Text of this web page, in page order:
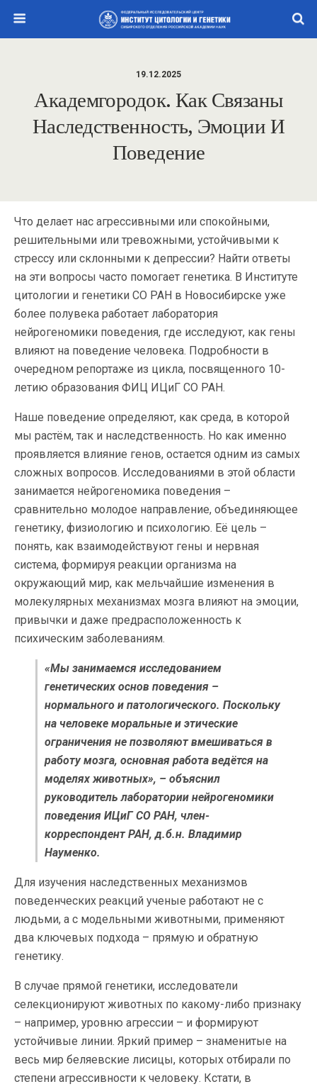
19.12.2025
Академгородок. Как Связаны
Наследственность, Эмоции И
Поведение
Что делает нас агрессивными или спокойными,
решительными или тревожными, устойчивыми к
стрессу или склонными к депрессии? Найти ответы
на эти вопросы часто помогает генетика. В Институте
цитологии и генетики СО РАН в Новосибирске уже
более полувека работает лаборатория
нейрогеномики поведения, где исследуют, как гены
влияют на поведение человека. Подробности в
очередном репортаже из цикла, посвященного 10-
летию образования ФИЦ ИЦиГ СО РАН.
Наше поведение определяют, как среда, в которой
мы растём, так и наследственность. Но как именно
проявляется влияние генов, остается одним из самых
сложных вопросов. Исследованиями в этой области
занимается нейрогеномика поведения –
сравнительно молодое направление, объединяющее
генетику, физиологию и психологию. Её цель –
понять, как взаимодействуют гены и нервная
система, формируя реакции организма на
окружающий мир, как мельчайшие изменения в
молекулярных механизмах мозга влияют на эмоции,
привычки и даже предрасположенность к
психическим заболеваниям.
«Мы занимаемся исследованием
генетических основ поведения –
нормального и патологического. Поскольку
на человеке моральные и этические
ограничения не позволяют вмешиваться в
работу мозга, основная работа ведётся на
моделях животных», – объяснил
руководитель лаборатории нейрогеномики
поведения ИЦиГ СО РАН, член-
корреспондент РАН, д.б.н. Владимир
Науменко.
Для изучения наследственных механизмов
поведенческих реакций ученые работают не с
людьми, а с модельными животными, применяют
два ключевых подхода – прямую и обратную
генетику.
В случае прямой генетики, исследователи
селекционируют животных по какому-либо признаку
– например, уровню агрессии – и формируют
устойчивые линии. Яркий пример – знаменитые на
весь мир беляевские лисицы, которых отбирали по
степени агрессивности к человеку. Кстати, в